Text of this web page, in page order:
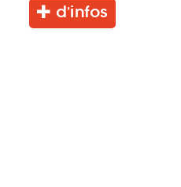
d’infos